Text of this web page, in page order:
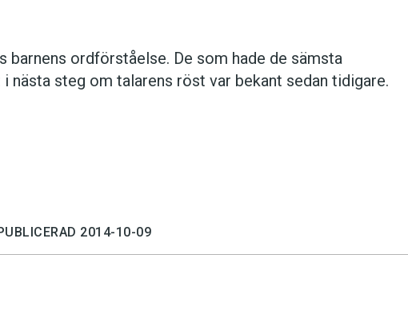
ordförståelse. De som hade de sämsta
nästa steg om talarens röst var bekant sedan tidigare.
2014-10-09